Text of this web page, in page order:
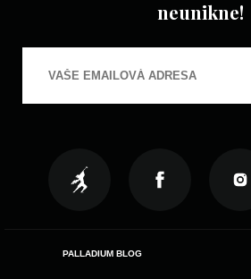
neunikne!
PALLADIUM BLOG